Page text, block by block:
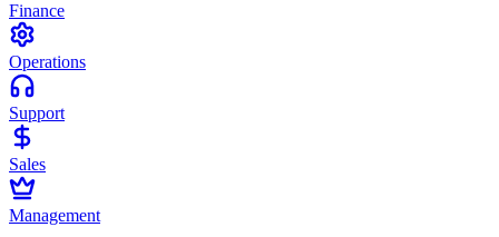
Finance
Operations
Support
Sales
Management